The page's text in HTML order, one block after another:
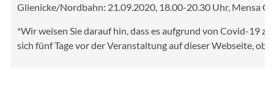
Glienicke/Nordbahn: 21.09.2020, 18.00-20.30 Uhr, Mensa
*Wir weisen Sie darauf hin, dass es aufgrund von
sich fünf Tage vor der Veranstaltung auf dieser Webseite,